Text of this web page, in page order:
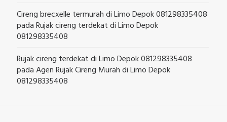
Cireng brecxelle termurah di Limo Depok 081298335408
padaRujak cireng terdekat di Limo Depok
081298335408
Rujak cireng terdekat di Limo Depok 081298335408
padaAgen Rujak Cireng Murah di Limo Depok
081298335408